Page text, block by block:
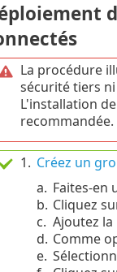
La procédure
sécurité tiers ni
L'installation
1. Créez un
a. Faites-en
b. Cliquez
c. Ajoutez la
d. Comme
e.